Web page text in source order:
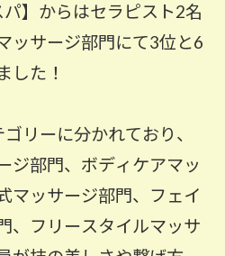
パ】からはセラピスト2名
ッサージ部門にて3位と6
した！
リーに分かれており、
ジ部門、ボディケアマッ
マッサージ部門、フェイ
、フリースタイルマッサ